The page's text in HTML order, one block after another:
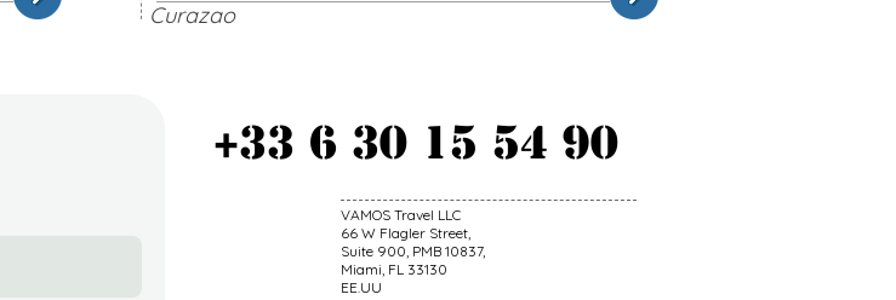
Curazao
+33 6 30 15 54 90
VAMOS Travel LLC
66 W Flagler Street,
Suite 900, PMB 10837,
Miami, FL 33130
EE.UU